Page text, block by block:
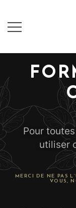
Pour
utiliser
MERCI DE NE PAS
VOUS,